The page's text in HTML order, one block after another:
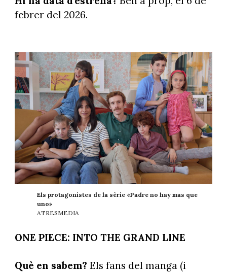
febrer del 2026.
Els protagonistes de la sèrie «Padre no hay mas que
uno»
ATRESMEDIA
ONE PIECE: INTO THE GRAND LINE
Què en sabem? Els fans del manga (i